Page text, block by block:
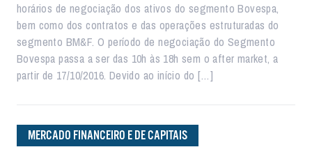
horários de negociação dos ativos do segmento Bovespa,
bem como dos contratos e das operações estruturadas do
segmento BM&F. O período de negociação do Segmento
Bovespa passa a ser das 10h às 18h sem o after market, a
partir de 17/10/2016. Devido ao início do […]
MERCADO FINANCEIRO E DE CAPITAIS